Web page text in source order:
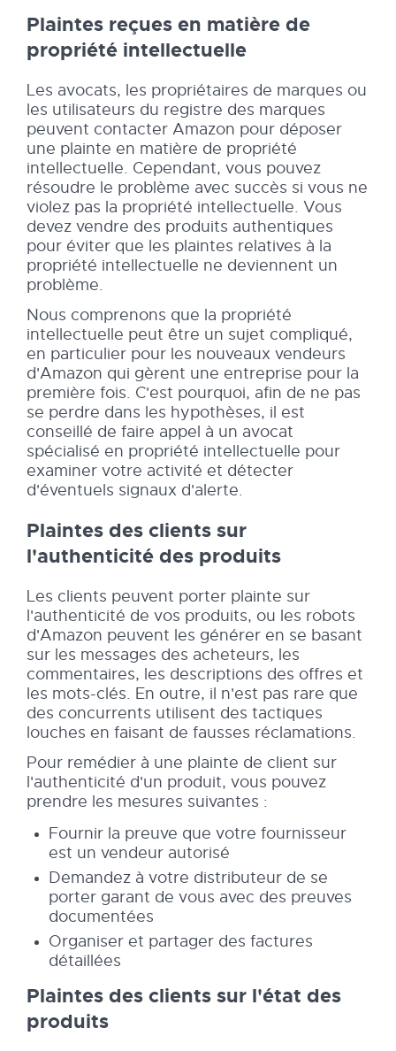
Plaintes reçues en matière de
propriété intellectuelle
Les avocats, les propriétaires de marques ou
les utilisateurs du registre des marques
peuvent contacter Amazon pour déposer
une plainte en matière de propriété
intellectuelle. Cependant, vous pouvez
résoudre le problème avec succès si vous ne
violez pas la propriété intellectuelle. Vous
devez vendre des produits authentiques
pour éviter que les plaintes relatives à la
propriété intellectuelle ne deviennent un
problème.
Nous comprenons que la propriété
intellectuelle peut être un sujet compliqué,
en particulier pour les nouveaux vendeurs
d'Amazon qui gèrent une entreprise pour la
première fois. C'est pourquoi, afin de ne pas
se perdre dans les hypothèses, il est
conseillé de faire appel à un avocat
spécialisé en propriété intellectuelle pour
examiner votre activité et détecter
d'éventuels signaux d'alerte.
Plaintes des clients sur
l'authenticité des produits
Les clients peuvent porter plainte sur
l'authenticité de vos produits, ou les robots
d'Amazon peuvent les générer en se basant
sur les messages des acheteurs, les
commentaires, les descriptions des offres et
les mots-clés. En outre, il n'est pas rare que
des concurrents utilisent des tactiques
louches en faisant de fausses réclamations.
Pour remédier à une plainte de client sur
l'authenticité d'un produit, vous pouvez
prendre les mesures suivantes :
Fournir la preuve que votre fournisseur
est un vendeur autorisé
Demandez à votre distributeur de se
porter garant de vous avec des preuves
documentées
Organiser et partager des factures
détaillées
Plaintes des clients sur l'état des
produits